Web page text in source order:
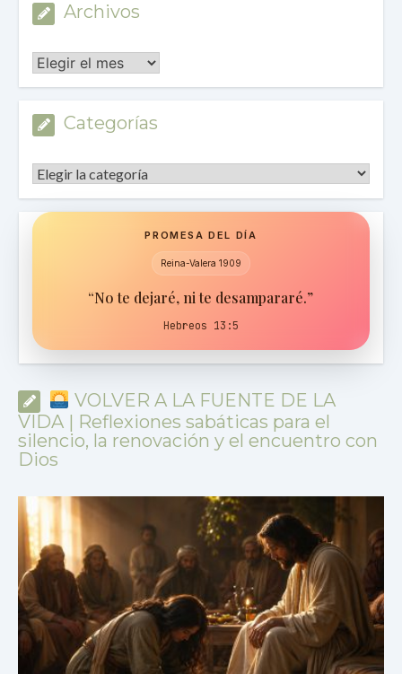
Archivos
Archivos
Categorías
Categorías
PROMESA DEL DÍA
Reina-Valera 1909
“No te dejaré, ni te desampararé.”
Hebreos 13:5
VOLVER A LA FUENTE DE LA
VIDA | Reflexiones sabáticas para el
silencio, la renovación y el encuentro con
Dios